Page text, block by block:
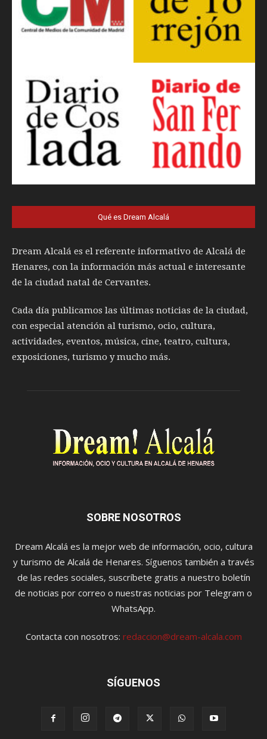
Qué es Dream Alcalá
Dream Alcalá es el referente informativo de Alcalá de
Henares, con la información más actual e interesante
de la ciudad natal de Cervantes.
Cada día publicamos las últimas noticias de la ciudad,
con especial atención al turismo, ocio, cultura,
actividades, eventos, música, cine, teatro, cultura,
exposiciones, turismo y mucho más.
SOBRE NOSOTROS
Dream Alcalá es la mejor web de información, ocio, cultura
y turismo de Alcalá de Henares. Síguenos también a través
de las redes sociales, suscríbete gratis a nuestro boletín
de noticias por correo o nuestras noticias por Telegram o
WhatsApp.
Contacta con nosotros: redaccion@dream-alcala.com
SÍGUENOS